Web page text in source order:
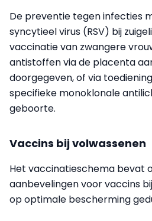
De preventie tegen infecties
syncytieel virus (RSV) bij
vaccinatie van zwangere
antistoffen via de placenta
doorgegeven,of via
specifieke monoklonale
geboorte.
Vaccins bij volwassenen
Het vaccinatieschema bevat
aanbevelingen voor vaccins
op optimale bescherming